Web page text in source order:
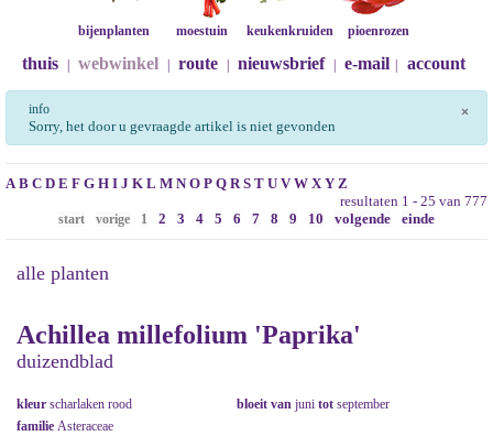
bijenplanten moestuin keukenkruiden pioenrozen
thuis webwinkel route nieuwsbrief e-mail account
×
info
Sorry, het door u gevraagde artikel is niet gevonden
A B C D E F G H I J K L M N O P Q R S T U V W X Y Z
resultaten 1 - 25 van 777
start vorige 1 2 3 4 5 6 7 8 9 10 volgende einde
alle planten
Achillea millefolium 'Paprika'
duizendblad
kleur scharlaken rood bloeit van juni tot september
familie Asteraceae